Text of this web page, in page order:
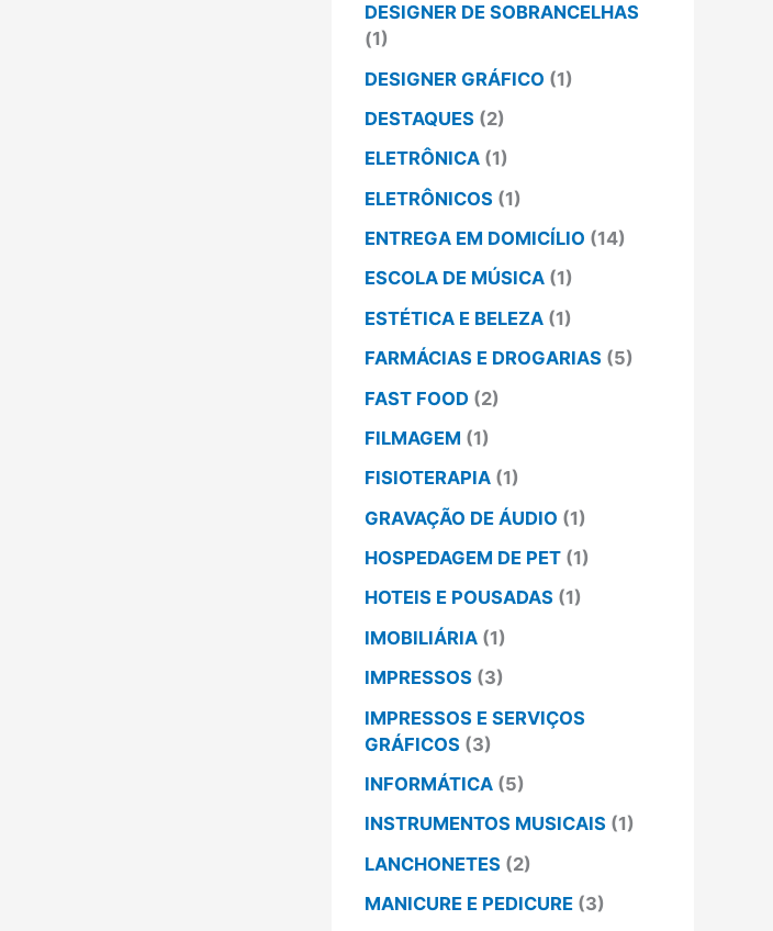
DESIGNER DE SOBRANCELHAS
(1)
DESIGNER GRÁFICO (1)
DESTAQUES (2)
ELETRÔNICA (1)
ELETRÔNICOS (1)
ENTREGA EM DOMICÍLIO (14)
ESCOLA DE MÚSICA (1)
ESTÉTICA E BELEZA (1)
FARMÁCIAS E DROGARIAS (5)
FAST FOOD (2)
FILMAGEM (1)
FISIOTERAPIA (1)
GRAVAÇÃO DE ÁUDIO (1)
HOSPEDAGEM DE PET (1)
HOTEIS E POUSADAS (1)
IMOBILIÁRIA (1)
IMPRESSOS (3)
IMPRESSOS E SERVIÇOS
GRÁFICOS (3)
INFORMÁTICA (5)
INSTRUMENTOS MUSICAIS (1)
LANCHONETES (2)
MANICURE E PEDICURE (3)